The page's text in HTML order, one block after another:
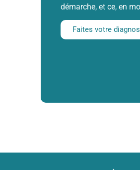
démarche, et ce, en
Faites votre